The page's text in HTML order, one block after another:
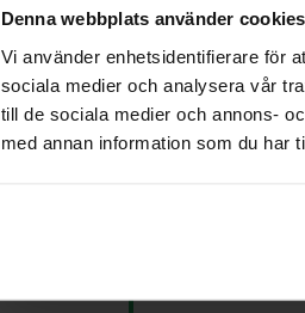
Denna webbplats använder cookies
Vi använder enhetsidentifierare för
sociala medier och analysera vår
till de sociala medier och annons-
med annan information som du har
löpsteg."
– Erik, 36 år
Proffsigt